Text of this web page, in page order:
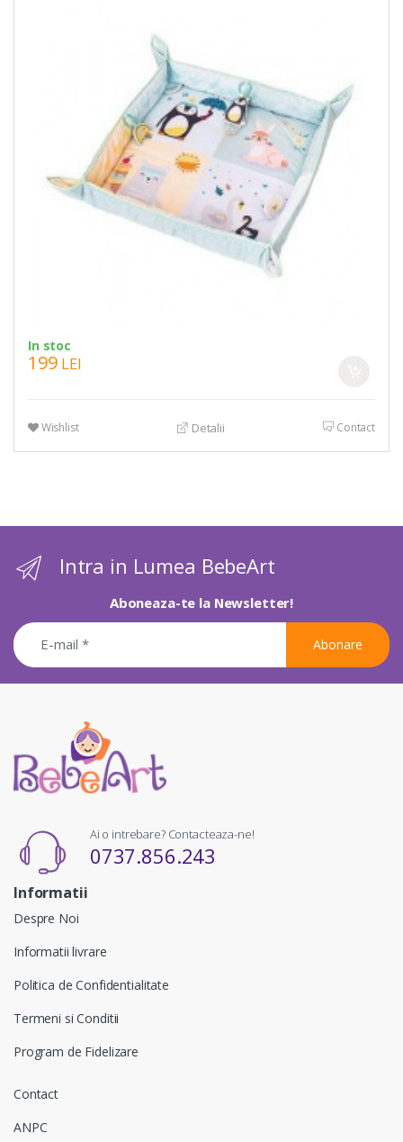
In stoc
199 LEI
Wishlist Detalii Contact
Intra in Lumea BebeArt
Aboneaza-te la Newsletter!
Abonare
Ai o intrebare? Contacteaza-ne!
0737.856.243
Informatii
Despre Noi
Informatii livrare
Politica de Confidentialitate
Termeni si Conditii
Program de Fidelizare
Contact
ANPC